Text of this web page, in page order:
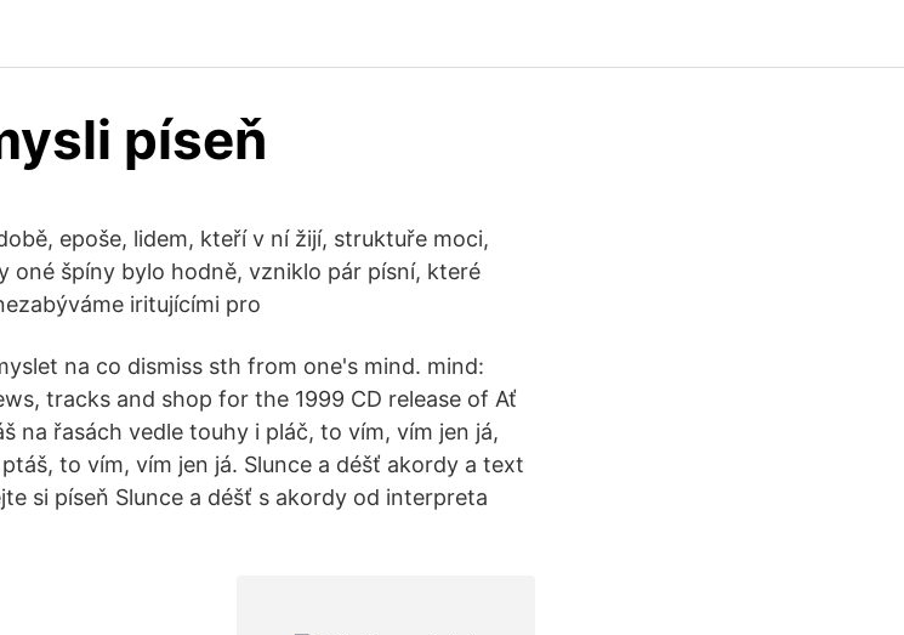
píseň
epoše, lidem, kteří v ní žijí, struktuře moci,
oné špíny bylo hodně, vzniklo pár písní, které
iritujícími pro
na co dismiss sth from one's mind. mind:
tracks and shop for the 1999 CD release of Ať
na řasách vedle touhy i pláč, to vím, vím jen já,
to vím, vím jen já. Slunce a déšť akordy a text
si píseň Slunce a déšť s akordy od interpreta